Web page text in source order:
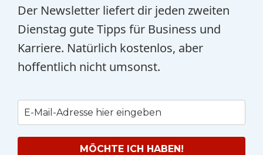
Der Newsletter liefert dir jeden zweiten
Dienstag gute Tipps für Business und
Karriere. Natürlich kostenlos, aber
hoffentlich nicht umsonst.
MÖCHTE ICH HABEN!